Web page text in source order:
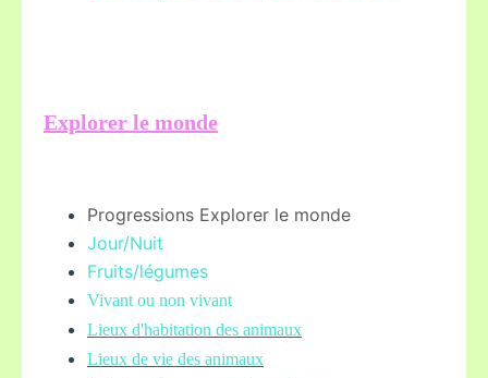
Explorer le monde
Progressions Explorer le monde
Jour/Nuit
Fruits/légumes
Vivant ou non vivant
Lieux d'habitation des animaux
Lieux de vie des animaux